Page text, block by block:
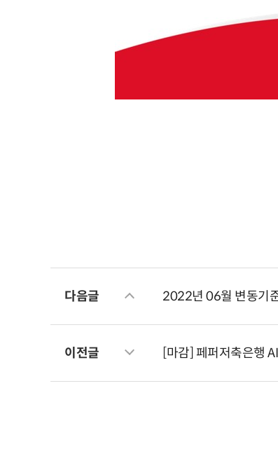
다음글 2022년 06월 변동기
이전글 [마감] 페퍼저축은행